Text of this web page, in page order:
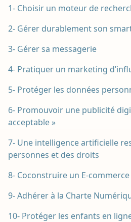
1- Choisir un moteur de
2- Gérer durablement son
3- Gérer sa messagerie
4- Pratiquer un marketing
5- Protéger les données
6- Promouvoir une publicité
acceptable »
7- Une intelligence artificielle
personnes et des droits
8- Coconstruire un E-
9- Adhérer à la Charte
10- Protéger les enfants en